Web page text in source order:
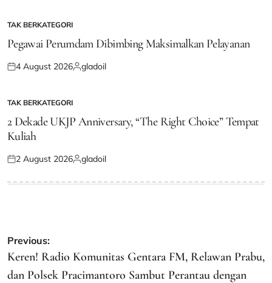
POSTED
IN
TAK BERKATEGORI
Pegawai Perumdam Dibimbing Maksimalkan Pelayanan
Posted
4 August 2026Posted
gladoil
POSTED
TAK BERKATEGORI
2 Dekade UKJP Anniversary, “The Right Choice” Tempat
Kuliah
Posted
2 August 2026Posted
gladoil
Post
navigation
Previous:
Keren! Radio Komunitas Gentara FM, Relawan Prabu,
dan Polsek Pracimantoro Sambut Perantau dengan